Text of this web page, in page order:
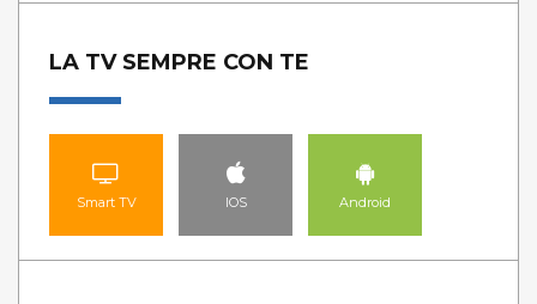
LA TV SEMPRE CON TE
Smart TV IOS Android